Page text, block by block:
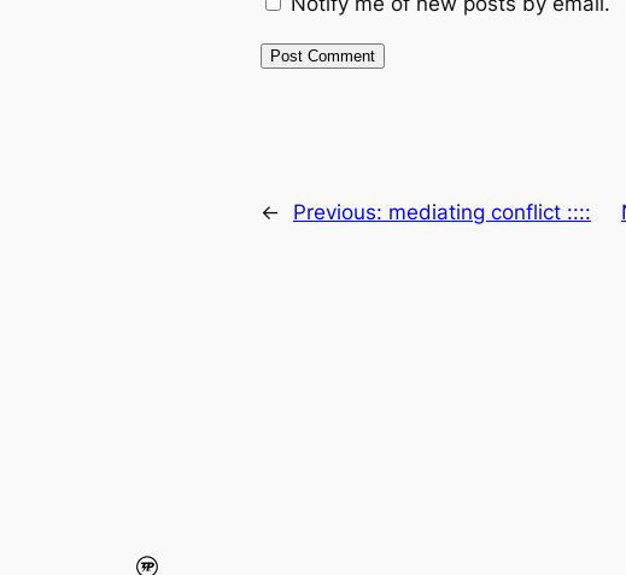
← Previous: mediating conflict ::::